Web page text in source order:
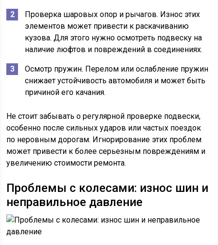
Проверка шаровых опор и рычагов. Износ этих
элементов может привести к раскачиванию
кузова. Для этого нужно осмотреть подвеску на
наличие люфтов и повреждений в соединениях.
Осмотр пружин. Перелом или ослабление пружин
снижает устойчивость автомобиля и может быть
причиной его качания.
Не стоит забывать о регулярной проверке подвески,
особенно после сильных ударов или частых поездок
по неровным дорогам. Игнорирование этих проблем
может привести к более серьезным повреждениям и
увеличению стоимости ремонта.
Проблемы с колесами: износ шин и
неправильное давление